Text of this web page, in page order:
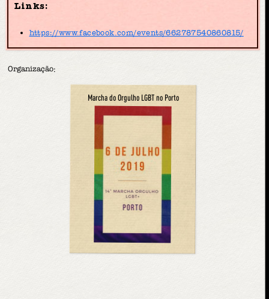
Links:
https://www.facebook.com/events/662787540860815/
Organização:
Marcha do Orgulho LGBT no Porto